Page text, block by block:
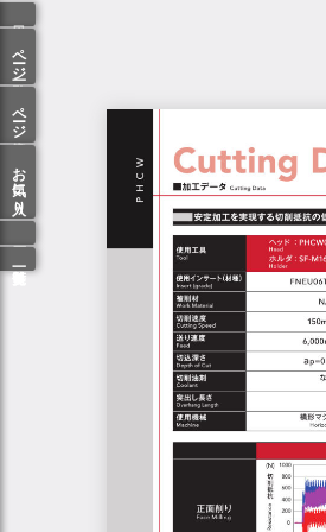
ページ一覧
ページ検索
お気に入り